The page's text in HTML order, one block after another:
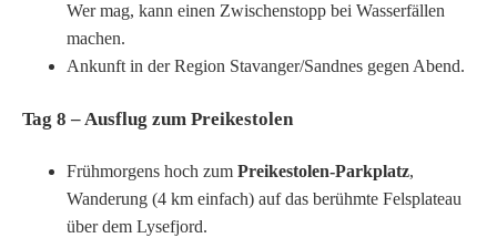
Wer mag, kann einen Zwischenstopp bei Wasserfällen
machen.
Ankunft in der Region Stavanger/Sandnes gegen Abend.
Tag 8 – Ausflug zum Preikestolen
Frühmorgens hoch zum Preikestolen-Parkplatz,
Wanderung (4 km einfach) auf das berühmte Felsplateau
über dem Lysefjord.